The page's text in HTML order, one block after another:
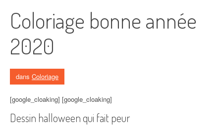
Coloriage bonne année
2020
dans Coloriage
[google_cloaking] [google_cloaking]
Dessin halloween qui fait peur